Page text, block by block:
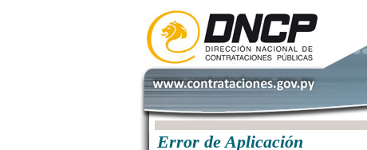
Error de Aplicación